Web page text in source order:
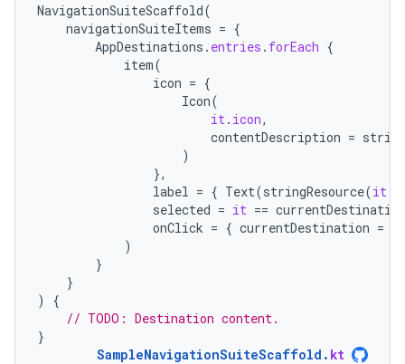
NavigationSuiteScaffold(
navigationSuiteItems = {
AppDestinations . entries . forEach {
item(
icon = {
Icon(
it . icon,
contentDescription =
)
},
label = { Text(stringResource(it
selected = it == currentDestination
onClick = { currentDestination =
)
}
}
)
{
// TODO: Destination content.
}
SampleNavigationSuiteScaffold . kt